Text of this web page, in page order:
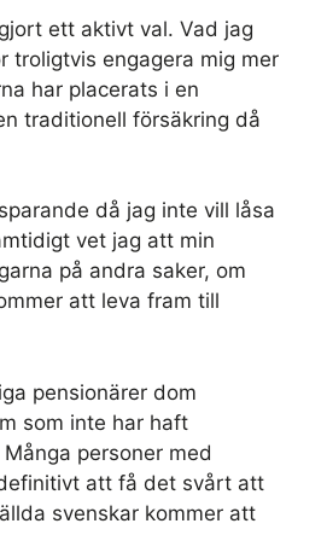
ett aktivt val. Vad jag
troligtvis engagera mig mer
har placerats i en
traditionell försäkring då
då jag inte vill låsa
vet jag att min
på andra saker, om
att leva fram till
pensionärer dom
som inte har haft
personer med
att få det svårt att
svenskar kommer att